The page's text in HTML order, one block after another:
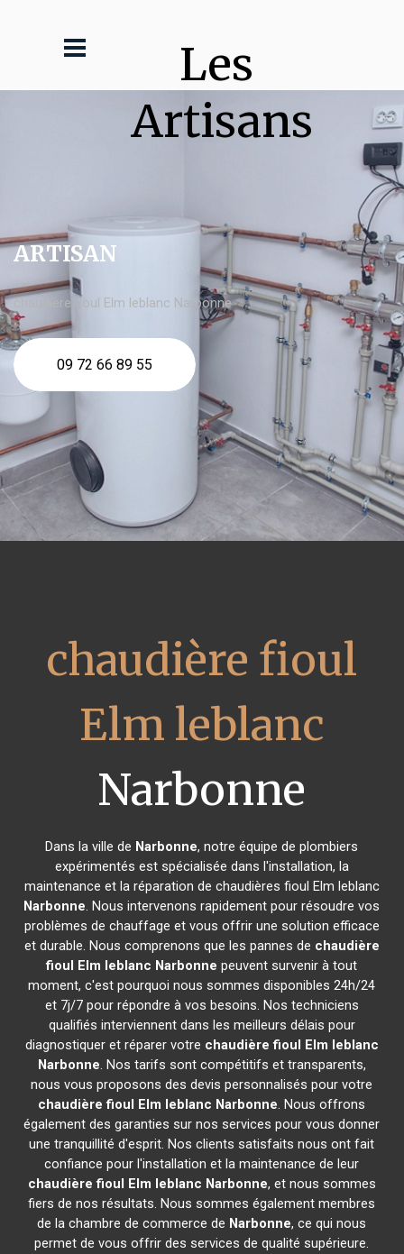
Les
Artisans
ARTISAN
chaudière fioul Elm leblanc Narbonne
09 72 66 89 55
chaudière fioul
Elm leblanc
Narbonne
Dans la ville de Narbonne, notre équipe de plombiers
expérimentés est spécialisée dans l'installation, la
maintenance et la réparation de chaudières fioul Elm leblanc
Narbonne. Nous intervenons rapidement pour résoudre vos
problèmes de chauffage et vous offrir une solution efficace
et durable. Nous comprenons que les pannes de chaudière
fioul Elm leblanc Narbonne peuvent survenir à tout
moment, c'est pourquoi nous sommes disponibles 24h/24
et 7j/7 pour répondre à vos besoins. Nos techniciens
qualifiés interviennent dans les meilleurs délais pour
diagnostiquer et réparer votre chaudière fioul Elm leblanc
Narbonne. Nos tarifs sont compétitifs et transparents,
nous vous proposons des devis personnalisés pour votre
chaudière fioul Elm leblanc Narbonne. Nous offrons
également des garanties sur nos services pour vous donner
une tranquillité d'esprit. Nos clients satisfaits nous ont fait
confiance pour l'installation et la maintenance de leur
chaudière fioul Elm leblanc Narbonne, et nous sommes
fiers de nos résultats. Nous sommes également membres
de la chambre de commerce de Narbonne, ce qui nous
permet de vous offrir des services de qualité supérieure.